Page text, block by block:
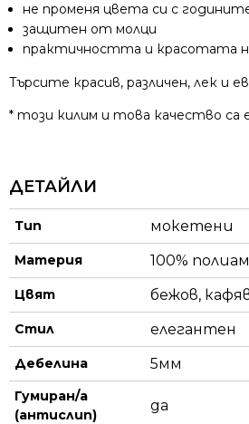
не променя цвета си с
защитен от молци
практичността и красотата
Търсите красив, различен, лек и
* този килим и това качество са
ДЕТАЙЛИ
Тип мокетени
Материя 100%
Цвят бежов,
Стил елегантен
Дебелина 5мм
Гумиран/а
(антислип)
да